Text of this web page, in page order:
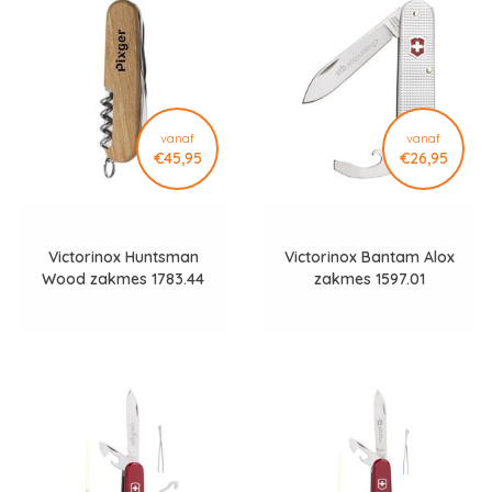
Door het zakmes te laten bedrukken met jouw logo maak je
van een functioneel hulpmiddel een herkenbaar
relatiegeschenk. Dankzij de ruime bedrukmogelijkheden met
tampondruk kan jouw merk strak en duurzaam worden
aangebracht.
Specificaties
MainCategory: Outdoor & Gereedschap
Formaat: Officiersserie standaardformaat
Personalisatie: tampondruk mogelijk, drukformaat circa 45 x 12
mm, tot 4 kleuren
Geef een geschenk van Zwiterse topkwaliteit met
vanaf
€45,95
Victorinox Huntsman
Wood zakmes 1783.44
vanaf
€26,95
Victorinox Bantam Alox
zakmes 1597.01